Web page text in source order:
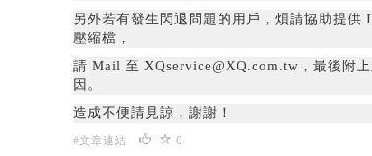
另外若有發生閃退問題的用戶，煩請協助提供
壓縮檔，
請 Mail 至 XQservice@XQ.com.tw，最後附
因。
造成不便請見諒，謝謝！
#文章連結 0